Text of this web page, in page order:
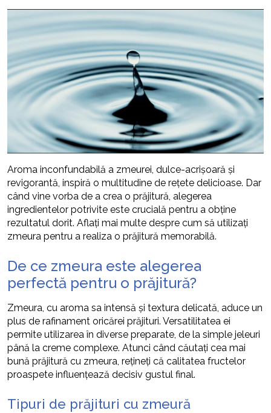
Aroma inconfundabilă a zmeurei, dulce-acrișoară și
revigorantă, inspiră o multitudine de rețete delicioase. Dar
când vine vorba de a crea o prăjitură, alegerea
ingredientelor potrivite este crucială pentru a obține
rezultatul dorit. Aflați mai multe despre cum să utilizați
zmeura pentru a realiza o prăjitură memorabilă.
De ce zmeura este alegerea
perfectă pentru o prăjitură?
Zmeura, cu aroma sa intensă și textura delicată, aduce un
plus de rafinament oricărei prăjituri. Versatilitatea ei
permite utilizarea în diverse preparate, de la simple jeleuri
până la creme complexe. Atunci când căutați cea mai
bună prăjitură cu zmeura, rețineți că calitatea fructelor
proaspete influențează decisiv gustul final.
Tipuri de prăjituri cu zmeură